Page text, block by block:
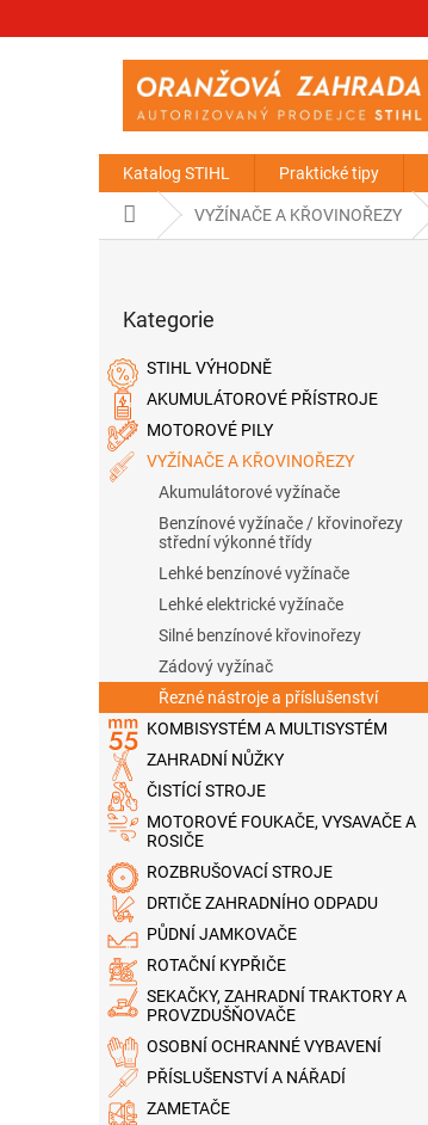
Katalog STIHL Praktické tipy
Domů VYŽÍNAČE A KŘOVINOŘEZY
a
n
p
kategorie
Kategorie
STIHL VÝHODNĚ
AKUMULÁTOROVÉ PŘÍSTROJE
MOTOROVÉ PILY
VYŽÍNAČE A KŘOVINOŘEZY
Akumulátorové vyžínače
Benzínové vyžínače / křovinořezy
střední výkonné třídy
Lehké benzínové vyžínače
Lehké elektrické vyžínače
Silné benzínové křovinořezy
Zádový vyžínač
Řezné nástroje a příslušenství
KOMBISYSTÉM A MULTISYSTÉM
ZAHRADNÍ NŮŽKY
ČISTÍCÍ STROJE
MOTOROVÉ FOUKAČE, VYSAVAČE A
ROSIČE
ROZBRUŠOVACÍ STROJE
DRTIČE ZAHRADNÍHO ODPADU
PŮDNÍ JAMKOVAČE
ROTAČNÍ KYPŘIČE
SEKAČKY, ZAHRADNÍ TRAKTORY A
PROVZDUŠŇOVAČE
OSOBNÍ OCHRANNÉ VYBAVENÍ
PŘÍSLUŠENSTVÍ A NÁŘADÍ
ZAMETAČE